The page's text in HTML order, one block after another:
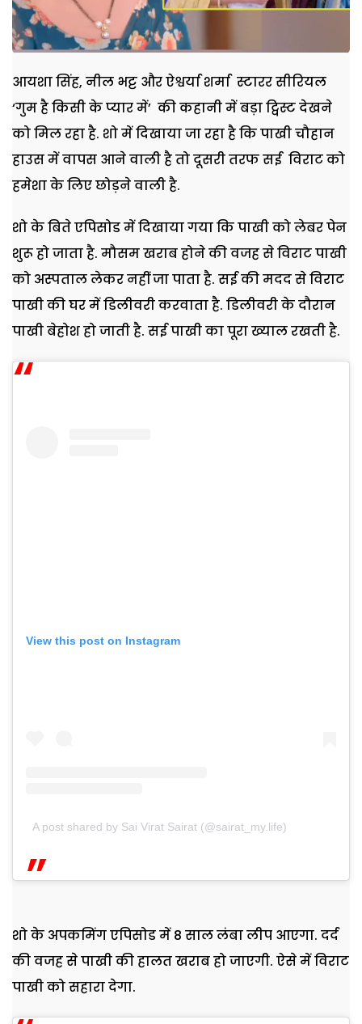
आयशा सिंह, नील भट्ट और ऐश्वर्या शर्मा स्टारर सीरियल
‘गुम है किसी के प्यार में’ की कहानी में बड़ा ट्विस्ट देखने
को मिल रहा है. शो में दिखाया जा रहा है कि पाखी चौहान
हाउस में वापस आने वाली है तो दूसरी तरफ सई विराट को
हमेशा के लिए छोड़ने वाली है.
शो के बिते एपिसोड में दिखाया गया कि पाखी को लेबर पेन
शुरू हो जाता है. मौसम खराब होने की वजह से विराट पाखी
को अस्पताल लेकर नहीं जा पाता है. सई की मदद से विराट
पाखी की घर में डिलीवरी करवाता है. डिलीवरी के दौरान
पाखी बेहोश हो जाती है. सई पाखी का पूरा ख्याल रखती है.
View this post on Instagram
A post shared by Sai Virat Sairat (@sairat_my.life)
शो के अपकमिंग एपिसोड में 8 साल लंबा लीप आएगा. दर्द
की वजह से पाखी की हालत खराब हो जाएगी. ऐसे में विराट
पाखी को सहारा देगा.